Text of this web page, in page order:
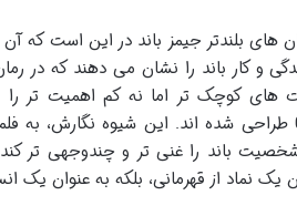
های بلندتر جیمز باند در این است که
و کار باند را نشان می دهند که در
های کوچک تر اما نه کم اهمیت تر
ماموریت های بزرگ تر 007 طراحی شده اند. این شیوه
باند را غنی تر و چندوجهی تر
یک نماد از قهرمانی، بلکه به عنوان